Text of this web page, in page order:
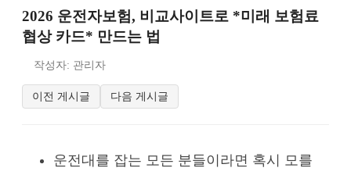
2026 운전자보험, 비교사이트로 *미래 보험료
협상 카드* 만드는 법
작성자: 관리자
이전 게시글 다음 게시글
운전대를 잡는 모든 분들이라면 혹시 모를